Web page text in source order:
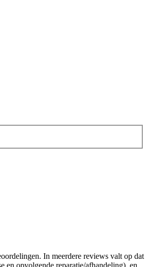
In meerdere reviews valt op dat
en opvolgende reparatie/afhandeling), en